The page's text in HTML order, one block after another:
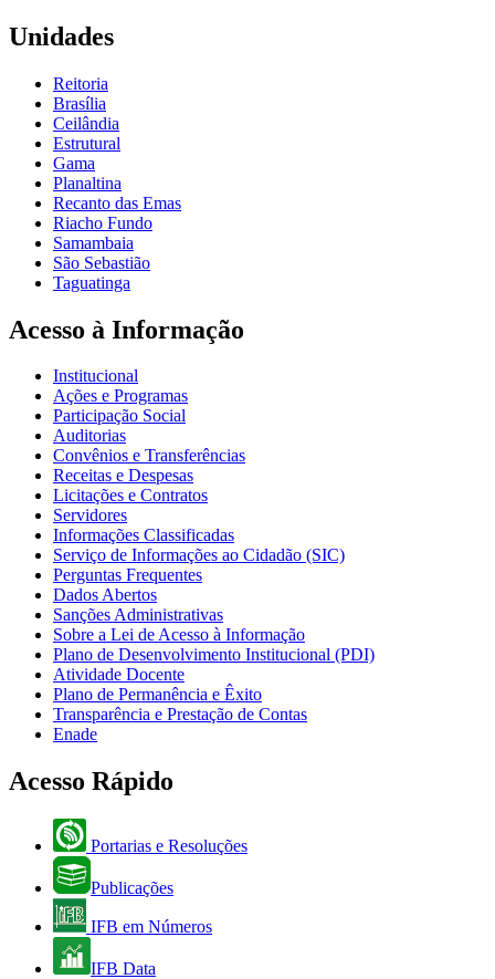
Unidades
Reitoria
Brasília
Ceilândia
Estrutural
Gama
Planaltina
Recanto das Emas
Riacho Fundo
Samambaia
São Sebastião
Taguatinga
Acesso à Informação
Institucional
Ações e Programas
Participação Social
Auditorias
Convênios e Transferências
Receitas e Despesas
Licitações e Contratos
Servidores
Informações Classificadas
Serviço de Informações ao Cidadão (SIC)
Perguntas Frequentes
Dados Abertos
Sanções Administrativas
Sobre a Lei de Acesso à Informação
Plano de Desenvolvimento Institucional (PDI)
Atividade Docente
Plano de Permanência e Êxito
Transparência e Prestação de Contas
Enade
Acesso Rápido
Portarias e Resoluções
Publicações
IFB em Números
IFB Data